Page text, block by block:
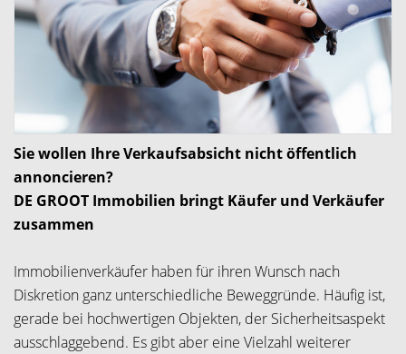
Sie wollen Ihre Verkaufsabsicht nicht öffentlich
annoncieren?
DE GROOT Immobilien bringt Käufer und Verkäufer
zusammen
Immobilienverkäufer haben für ihren Wunsch nach
Diskretion ganz unterschiedliche Beweggründe. Häufig ist,
gerade bei hochwertigen Objekten, der Sicherheitsaspekt
ausschlaggebend. Es gibt aber eine Vielzahl weiterer